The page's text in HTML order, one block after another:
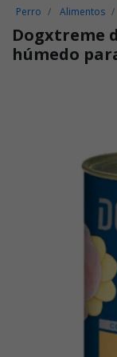
Perro Alimentos
Dogxtreme
húmedo